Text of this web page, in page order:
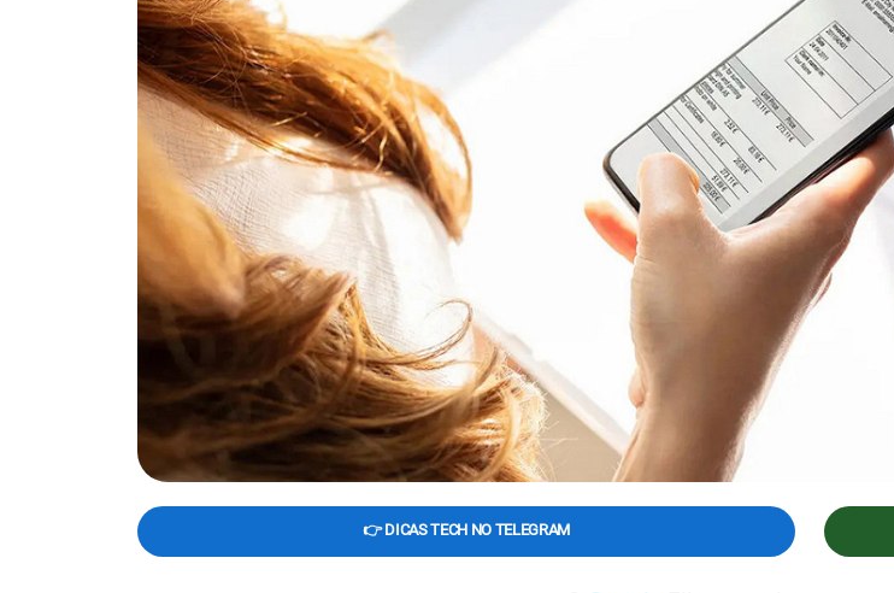
👉 DICAS TECH NO TELEGRAM